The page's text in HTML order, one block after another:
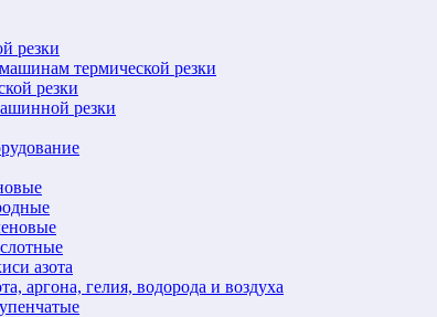
резки
термической резки
резки
резки
азота
аргона, гелия, водорода и воздуха